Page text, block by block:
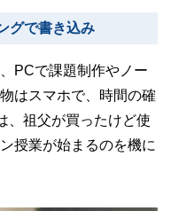
グで書き込み
PCで課題制作やノー
はスマホで、時間の確
、祖父が買ったけど使
授業が始まるのを機に